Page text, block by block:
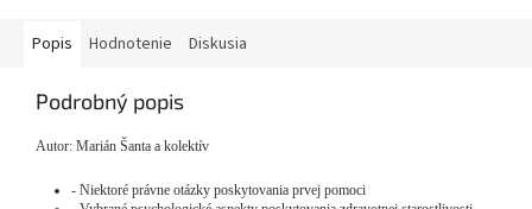
Popis Hodnotenie Diskusia
Podrobný popis
Autor: Marián Šanta a kolektív
- Niektoré právne otázky poskytovania prvej pomoci